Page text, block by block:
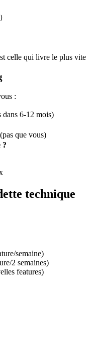
celle qui livre le plus vite
:
dans 6-12 mois)
(pas que vous)
?
technique
semaine)
2 semaines)
features)